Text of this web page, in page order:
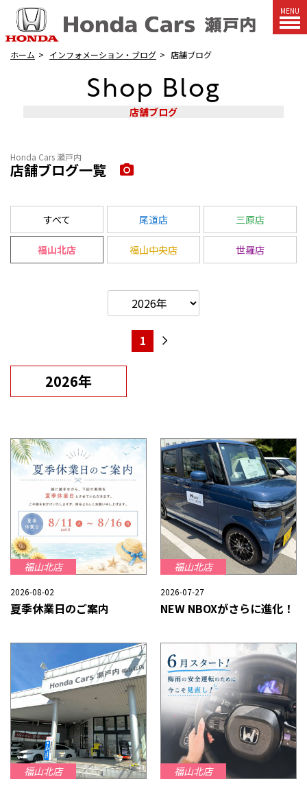
MENU
ホーム インフォメーション・ブログ 店舗ブログ
Shop Blog
店舗ブログ
Honda Cars 瀬戸内
店舗ブログ一覧
すべて 尾道店 三原店
福山北店 福山中央店 世羅店
2026年
1
福山北店
2026-08-02
夏季休業日のご案内
福山北店
2026-07-27
NEW NBOXがさらに進化！
福山北店 福山北店